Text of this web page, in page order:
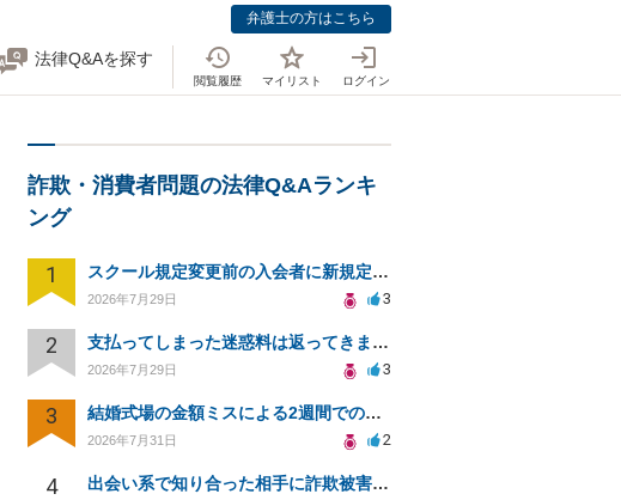
弁護士の方はこちら
法律Q&Aを探す
閲覧履歴 マイリスト ログイン
詐欺・消費者問題の法律Q&Aランキ
ング
1 スクール規定変更前の入会者に新規定は適用されるのか
2026年7月29日 3
2 支払ってしまった迷惑料は返ってきますか？
2026年7月29日 3
3 結婚式場の金額ミスによる2週間での解約。キャンセル料10万円の免除は可能か。
2026年7月31日 2
4 出会い系で知り合った相手に詐欺被害、免許証の悪用リスクと対策。